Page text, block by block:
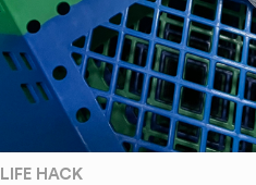
LIFE HACK